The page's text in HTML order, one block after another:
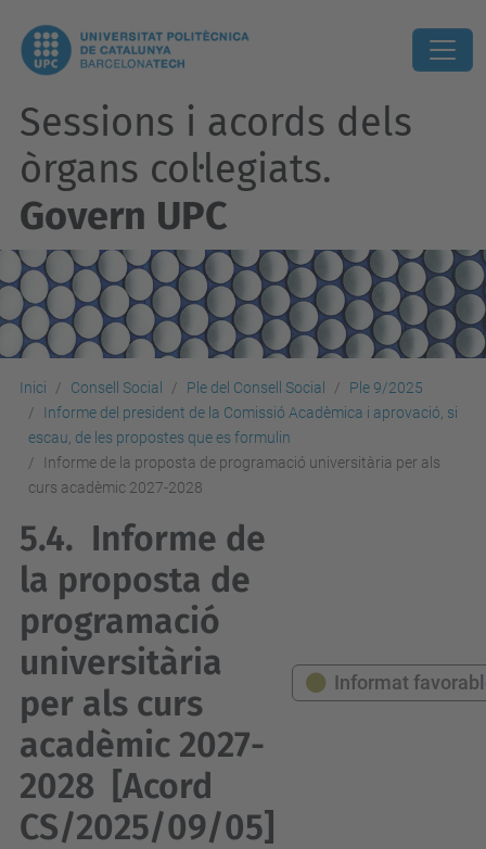
Sessions i acords dels
òrgans col·legiats.
Govern UPC
Inici Consell Social Ple del Consell Social
Ple 9/2025
Informe del president de la Comissió Acadèmica i aprovació, si
escau, de les propostes que es formulin
Informe de la proposta de programació universitària per als
curs acadèmic 2027-2028
5.4. Informe de
la proposta de
programació
universitària
per als curs
acadèmic 2027-
2028
[Acord
CS/2025/09/05]
Informat